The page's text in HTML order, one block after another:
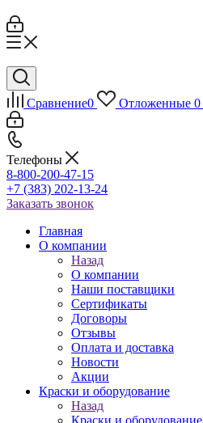
Сравнение0 Отложенные 0
Телефоны
8-800-200-47-15
+7 (383) 202-13-24
Заказать звонок
Главная
О компании
Назад
О компании
Наши поставщики
Сертификаты
Договоры
Отзывы
Оплата и доставка
Новости
Акции
Краски и оборудование
Назад
Краски и оборудование